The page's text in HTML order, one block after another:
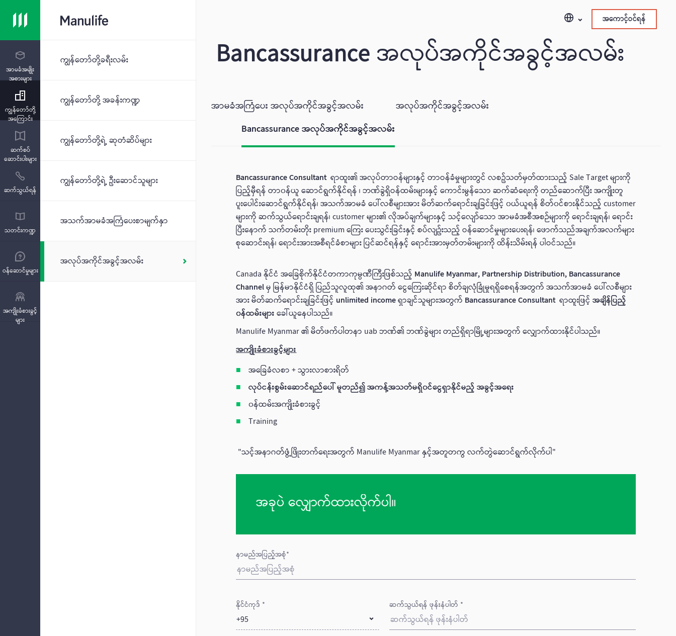
အာမခံအမျိုး
အစားများ
ကျွန်တော်တို့
အကြောင်း
ဆက်စပ်
ဆောင်းပါးများ
ဆက်သွယ်ရန်
သတင်းကဏ္ဍ
ဝန်ဆောင်မှုများ
အကျိုးခံစားခွင့်
များ
အကောင့်ဝင်ရန်
ကျွန်တော်တို့ခရီးလမ်း
ကျွန်တော်တို့ အခန်းကဏ္ဍ
ကျွန်တော်တို့ရဲ့ ဆုတံဆိပ်များ
ကျွန်တော်တို့ရဲ့ ဦးဆောင်သူများ
အသက်အာမခံအကြံပေးစာမျက်နှာ
အလုပ်အကိုင်အခွင့်အလမ်း
Bancassurance အလုပ်အကိုင်အခွင့်အလမ်း
အာမခံအကြံပေး အလုပ်အကိုင်အခွင့်အလမ်း
အလုပ်အကိုင်အခွင့်အလမ်း
Bancassurance အလုပ်အကိုင်အခွင့်အလမ်း
Bancassurance Consultantရာထူး၏ အလုပ်တာဝန်များနှင့် တာဝန်ခံမှုများတွင် လစဥ်သတ်မှတ်ထားသည့် Sale Target များကို
ပြည့်မှီရန် တာ၀န်ယူ ‌ဆောင်ရွက်နိုင်ရန် ၊ ဘဏ်ခွဲရှိဝန်ထမ်းများနှင့် ကောင်းမွန်သော ဆက်ဆံရေးကို တည်ဆောက်ပြီး အကျိုးတူ
ပူးပေါင်းဆောင်ရွက်နိုင်ရန်၊ အသက်အာမခံ ပေါ်လစီများအား မိတ်ဆက်ရောင်းချခြင်းဖြင့် ၀ယ်ယူရန် စိတ်၀င်စားနိုင်သည့် customer
များကို ဆက်သွယ်ရောင်းချရန်၊ customer များ၏ လိုအပ်ချက်များနှင့် သင့်လျော်သော အာမခံအစီအစဉ်များကို ရောင်းချရန်၊ ရောင်း
ပြီးနောက် သက်တမ်းတိုး premium ကြေး ပေးသွင်းခြင်းနှင့် စပ်လျဥ်းသည့် ဝန်ဆောင်မှုများပေးရန်၊ ဖောက်သည်အချက်အလက်များ
စုဆောင်းရန်၊ ရောင်းအားအစီရင်ခံစာများ ပြင်ဆင်ရန်နှင့် ရောင်းအားမှတ်တမ်းများကို ထိန်းသိမ်းရန် ပါဝင်သည်။
Canada နိုင်ငံ အခြေစိုက်နိုင်ငံတကာကုမ္ပဏီကြီးဖြစ်သည့် Manulife Myanmar, Partnership Distribution, Bancassurance
Channelမှ မြန်မာနိုင်ငံရှိ ပြည်သူလူထု၏ အနာဂတ် ငွေကြေးဆိုင်ရာ စိတ်ချလုံခြုံမှုရရှိစေရန်အတွက် အသက်အာမခံ ပေါ်လစီများ
အား မိတ်ဆက်ရောင်းချခြင်းဖြင့် unlimited incomeရှာချင်သူများအတွက် Bancassurance Consultantရာထူးဖြင့်အချိန်ပြည့်
၀န်ထမ်းများ ခေါ်ယူနေပါသည်။
Manulife Myanmar ၏ မိတ်ဖက်ပါတနာ uab ဘဏ်၏ ဘဏ်ခွဲများ တည်ရှိရာမြို့များအတွက် လျှောက်ထားနိုင်ပါသည်။
အကျိုးခံစားခွင့်များ
အခြေခံလစာ + သွားလာစားရိတ်
လုပ်ငန်းစွမ်းဆောင်ရည်ပေါ် မူတည်၍ အကန့်အသတ်မရှိ၀င်ငွေရှာနိုင်မည့် အခွင့်အရေး
၀န်ထမ်းအကျိုးခံစားခွင့်
Training
"သင့်အနာဂတ်ဖွံ့ဖြိုးတက်ရေးအတွက် Manulife Myanmar နှင့်အတူတကွ လက်တွဲဆောင်ရွက်လိုက်ပါ"
အခုပဲ လျှောက်ထားလိုက်ပါ။
နာမည်အပြည့်အစုံ*
နိုင်ငံကုဒ် *
+95
ဆက်သွယ်ရန် ဖုန်းနံပါတ် *